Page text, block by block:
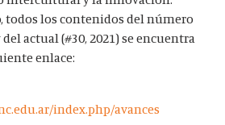
todos los contenidos del número
actual (#30, 2021) se encuentra
enlace:
index.php/avances